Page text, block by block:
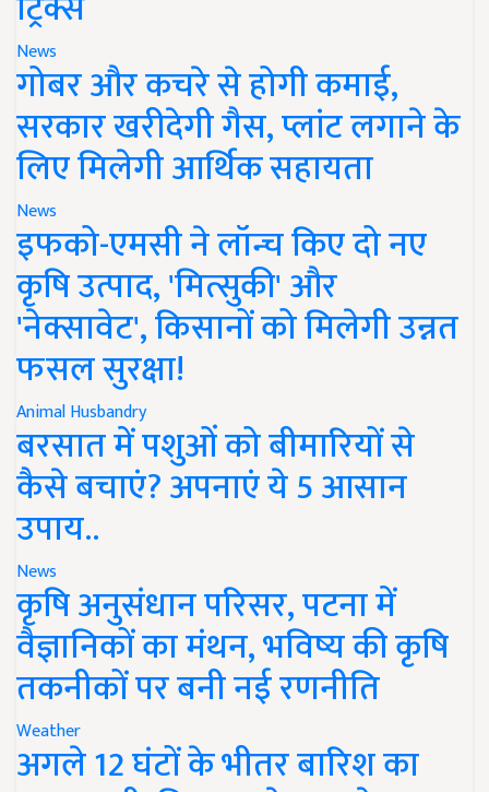
News
गोबर और कचरे से होगी कमाई,
सरकार खरीदेगी गैस, प्लांट लगाने के
लिए मिलेगी आर्थिक सहायता
News
इफको-एमसी ने लॉन्च किए दो नए
कृषि उत्पाद, 'मित्सुकी' और
'नेक्सावेट', किसानों को मिलेगी उन्नत
फसल सुरक्षा!
Animal Husbandry
बरसात में पशुओं को बीमारियों से
कैसे बचाएं? अपनाएं ये 5 आसान
उपाय..
News
कृषि अनुसंधान परिसर, पटना में
वैज्ञानिकों का मंथन, भविष्य की कृषि
तकनीकों पर बनी नई रणनीति
Weather
अगले 12 घंटों के भीतर बारिश का